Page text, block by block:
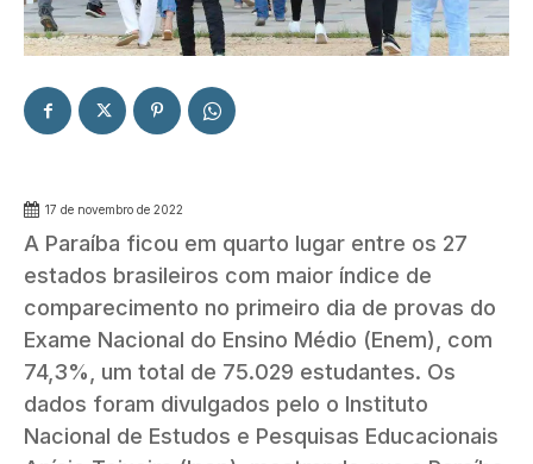
17 de novembro de 2022
A Paraíba ficou em quarto lugar entre os 27
estados brasileiros com maior índice de
comparecimento no primeiro dia de provas do
Exame Nacional do Ensino Médio (Enem), com
74,3%, um total de 75.029 estudantes. Os
dados foram divulgados pelo o Instituto
Nacional de Estudos e Pesquisas Educacionais